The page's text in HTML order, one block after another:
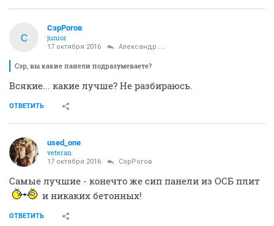
С
СэрРогов
junior
17 октября 2016 Александр.....
Сэр, вы какие панели подразумеваете?
Всякие... какие лучше? Не разбираюсь.
ОТВЕТИТЬ
used_one
veteran
17 октября 2016 СэрРогов
Самые лучшие - конечто же сип панели из ОСБ плит
и никаких бетонных!
ОТВЕТИТЬ